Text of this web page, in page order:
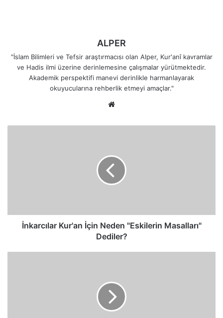
ALPER
"İslam Bilimleri ve Tefsir araştırmacısı olan Alper, Kur'anî kavramlar
ve Hadis ilmi üzerine derinlemesine çalışmalar yürütmektedir.
Akademik perspektifi manevi derinlikle harmanlayarak
okuyucularına rehberlik etmeyi amaçlar."
İnkarcılar Kur'an İçin Neden "Eskilerin Masalları"
Dediler?